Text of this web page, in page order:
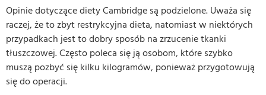
Opinie dotyczące diety Cambridge są podzielone. Uważa się
raczej, że to zbyt restrykcyjna dieta, natomiast w niektórych
przypadkach jest to dobry sposób na zrzucenie tkanki
tłuszczowej. Często poleca się ją osobom, które szybko
muszą pozbyć się kilku kilogramów, ponieważ przygotowują
się do operacji.